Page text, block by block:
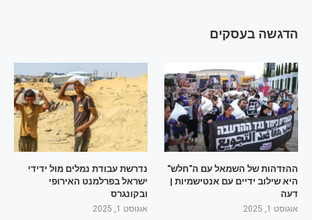
הדגשה בעסקים
ההזדהות של השמאל עם ה"חלש"
היא שילוב ידיים עם אנטישמיות |
דעה
אוגוסט 1, 2025
נדרשת עבודת נמלים מול ידידי
ישראל בפרלמנט האירופי
ובקונגרס
אוגוסט 1, 2025